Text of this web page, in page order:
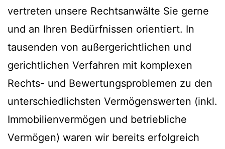
vertreten unsere Rechtsanwälte Sie gerne
und an Ihren Bedürfnissen orientiert. In
tausenden von außergerichtlichen und
gerichtlichen Verfahren mit komplexen
Rechts- und Bewertungsproblemen zu den
unterschiedlichsten Vermögenswerten (inkl.
Immobilienvermögen und betriebliche
Vermögen) waren wir bereits erfolgreich